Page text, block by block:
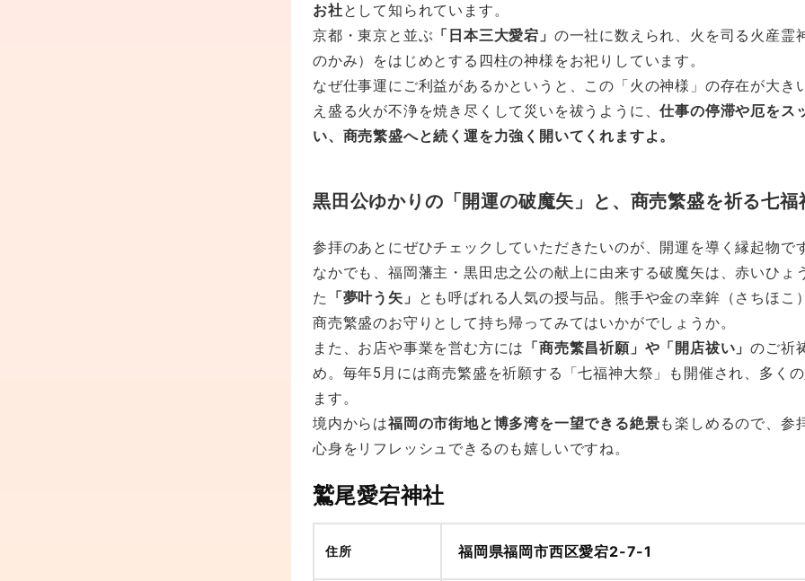
お社として知られています。
京都・東京と並ぶ 「日本三大愛宕」 の一社に数えられ、火を司る火産霊
のかみ）をはじめとする四柱の神様をお祀りしています。
なぜ仕事運にご利益があるかというと、この「火の神様」の存在が大き
え盛る火が不浄を焼き尽くして災いを祓うように、仕事の停滞や厄をス
い、商売繁盛へと続く運を力強く開いてくれますよ。
黒田公ゆかりの「開運の破魔矢」と、商売繁盛を祈る七福
参拝のあとにぜひチェックしていただきたいのが、開運を導く縁起物で
なかでも、福岡藩主・黒田忠之公の献上に由来する破魔矢は、赤いひょ
た
「夢叶う矢」
とも呼ばれる人気の授与品。熊手や金の幸鉾（さちほこ
商売繁盛のお守りとして持ち帰ってみてはいかがでしょうか。
また、お店や事業を営む方には 「商売繁昌祈願」や「開店祓い」のご祈
め。毎年5月には商売繁盛を祈願する「七福神大祭」も開催され、多く
ます。
境内からは福岡の市街地と博多湾を一望できる絶景も楽しめるので、参
心身をリフレッシュできるのも嬉しいですね。
鷲尾愛宕神社
住所 福岡県福岡市西区愛宕2-7-1